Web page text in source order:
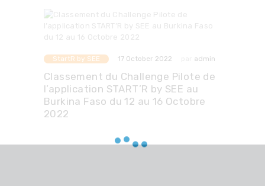
StartR by SEE 17 October 2022 admin
Classement du Challenge Pilote de
l’application START’R by SEE au
Burkina Faso du 12 au 16 Octobre
2022